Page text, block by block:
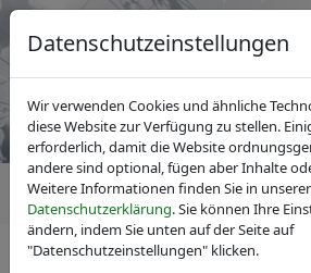
IVAM Fachverband für Mikrotechnik
Datenschutzeinstellungen
Wir verwenden Cookies und ähnliche
diese Website zur Verfügung zu stellen.
erforderlich, damit die Website
andere sind optional, fügen aber Inhalte
Weitere Informationen finden Sie in unserer
Datenschutzerklärung. Sie können Ihre
ändern, indem Sie unten auf der Seite auf
"Datenschutzeinstellungen" klicken.